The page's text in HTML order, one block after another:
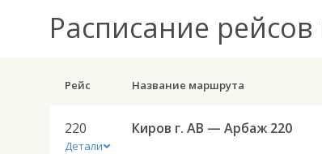
Расписание рейсов
Рейс Название маршрута
220
Детали
Киров г. АВ — Арбаж 220